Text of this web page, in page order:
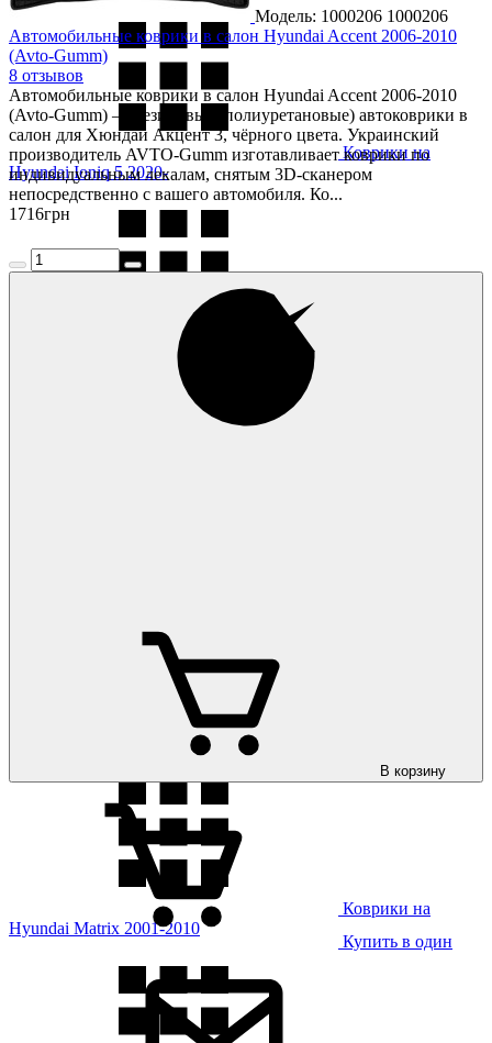
Коврики на
Hyundai Ioniq 5 2020-
Коврики на
Hyundai Matrix 2001-2010
Модель: 1000206 1000206
Автомобильные коврики в салон Hyundai Accent 2006-2010
(Avto-Gumm)
8 отзывов
Автомобильные коврики в салон Hyundai Accent 2006-2010
(Avto-Gumm) — резиновые (полиуретановые) автоковрики в
салон для Хюндай Акцент 3, чёрного цвета. Украинский
производитель AVTO-Gumm изготавливает коврики по
индивидуальным лекалам, снятым 3D-сканером
непосредственно с вашего автомобиля. Ко...
1716грн
В корзину
Купить в один